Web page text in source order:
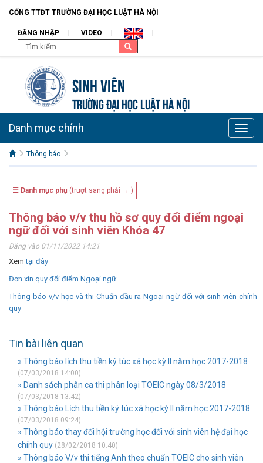
CỔNG TTĐT TRƯỜNG ĐẠI HỌC LUẬT HÀ NỘI
ĐĂNG NHẬP VIDEO
Sinh viên
TRƯỜNG ĐẠI HỌC LUẬT HÀ NỘI
Toggle
Danh mục chính
Thông báo
☰ Danh mục phụ (trượt sang phải → )
Thông báo v/v thu hồ sơ quy đổi điểm ngoại
ngữ đối với sinh viên Khóa 47
Đăng vào 01/11/2022 14:21
Xemtại đây
Đơn xin quy đổi điểm Ngoại ngữ
Thông báo v/v học và thi Chuẩn đầu ra Ngoại ngữ đối với sinh viên chính
quy
Tin bài liên quan
» Thông báo lịch thu tiền ký túc xá học kỳ II năm học 2017-2018
(07/03/2018 14:00)
» Danh sách phân ca thi phân loại TOEIC ngày 08/3/2018
(07/03/2018 13:42)
» Thông báo Lịch thu tiền ký túc xá học kỳ II năm học 2017-2018
(07/03/2018 09:24)
» Thông báo thay đổi hội trường học đối với sinh viên hệ đại học
chính quy (28/02/2018 10:40)
» Thông báo V/v thi tiếng Anh theo chuẩn TOEIC cho sinh viên